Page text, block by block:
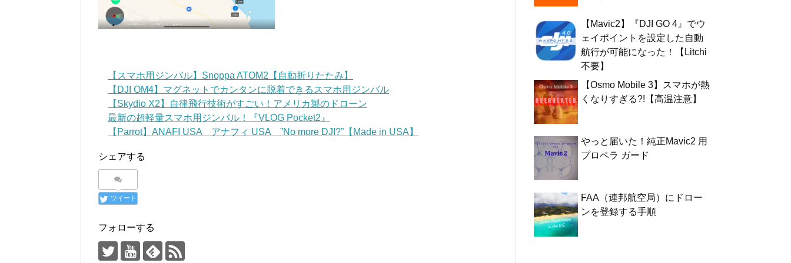
【スマホ用ジンバル】Snoppa ATOM2【自動折りたたみ】
【DJI OM4】マグネットでカンタンに脱着できるスマホ用ジンバル
【Skydio X2】自律飛行技術がすごい！アメリカ製のドローン
最新の超軽量スマホ用ジンバル！『VLOG Pocket2』
【Parrot】ANAFI USA アナフィ USA ”No more DJI?”【Made in USA】
シェアする
ツイート
フォローする
【Mavic2】『DJI GO 4』でウ
ェイポイントを設定した自動
航行が可能になった！【Litchi
不要】
【Osmo Mobile 3】スマホが熱
くなりすぎる?!【高温注意】
やっと届いた！純正Mavic2 用
プロペラ ガード
FAA（連邦航空局）にドロー
ンを登録する手順